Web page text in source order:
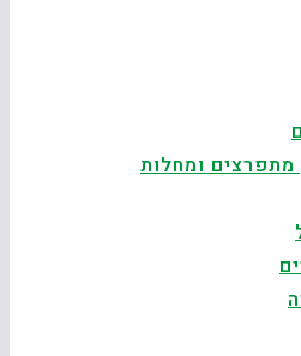
מתפרצים ומחלות